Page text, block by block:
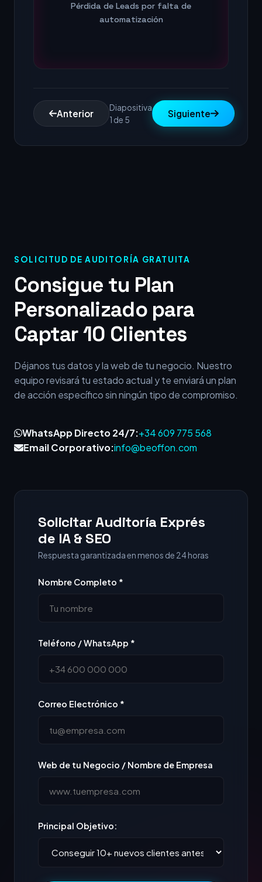
Pérdida de Leads por falta de
automatización
Anterior
Diapositiva
1 de 5
Siguiente
SOLICITUD DE AUDITORÍA GRATUITA
Consigue tu Plan
Personalizado para
Captar 10 Clientes
Déjanos tus datos y la web de tu negocio. Nuestro
equipo revisará tu estado actual y te enviará un plan
de acción específico sin ningún tipo de compromiso.
WhatsApp Directo 24/7:+34 609 775 568
Email Corporativo:info@beoffon.com
Solicitar Auditoría Exprés
de IA & SEO
Respuesta garantizada en menos de 24 horas
Nombre Completo *
Teléfono / WhatsApp *
Correo Electrónico *
Web de tu Negocio / Nombre de Empresa
Principal Objetivo: